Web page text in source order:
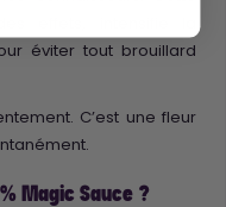
éviter tout brouillard
C’est une fleur
Magic Sauce ?